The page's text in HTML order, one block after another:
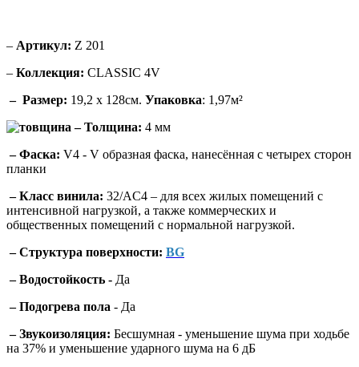
– Артикул: Z 201
– Коллекция: CLASSIC 4V
– Размер: 19,2 х 128см. Упаковка: 1,97м²
– Толщина: 4 мм
– Фаска: V4 - V образная фаска, нанесённая с четырех сторон
планки
–Класс винила: 32/AC4 – для всех жилых помещений с
интенсивной нагрузкой, а также коммерческих и
общественных помещений с нормальной нагрузкой.
– Структура поверхности: BG
–Водостойкость - Да
–Подогрева пола - Да
–Звукоизоляция: Бесшумная - уменьшение шума при ходьбе
на 37% и уменьшение ударного шума на 6 дБ